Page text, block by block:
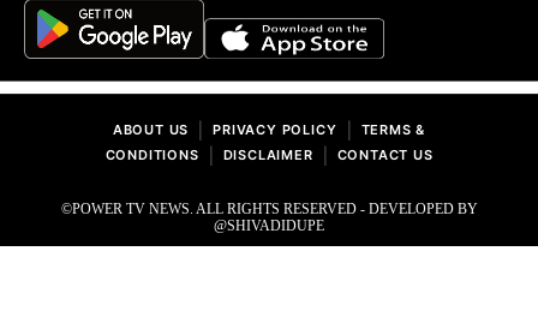
ABOUT US PRIVACY POLICY
TERMS &
CONDITIONS
DISCLAIMER CONTACT US
©POWER TV NEWS. ALL RIGHTS RESERVED - DEVELOPED BY
@SHIVADIDUPE